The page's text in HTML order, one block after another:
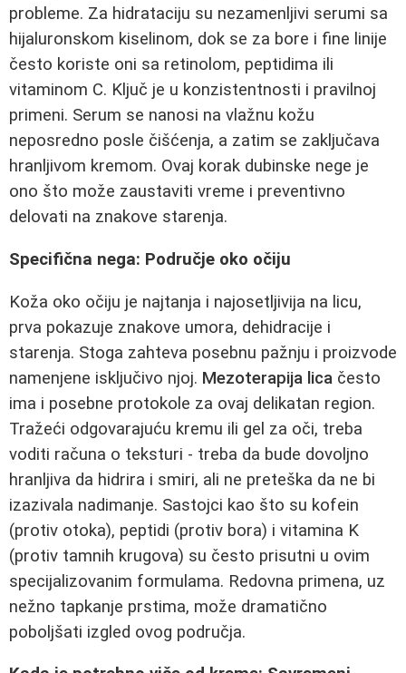
probleme. Za hidrataciju su nezamenljivi serumi sa
hijaluronskom kiselinom, dok se za bore i fine linije
često koriste oni sa retinolom, peptidima ili
vitaminom C. Ključ je u konzistentnosti i pravilnoj
primeni. Serum se nanosi na vlažnu kožu
neposredno posle čišćenja, a zatim se zaključava
hranljivom kremom. Ovaj korak dubinske nege je
ono što može zaustaviti vreme i preventivno
delovati na znakove starenja.
Specifična nega: Područje oko očiju
Koža oko očiju je najtanja i najosetljivija na licu,
prva pokazuje znakove umora, dehidracije i
starenja. Stoga zahteva posebnu pažnju i proizvode
namenjene isključivo njoj. Mezoterapija lica često
ima i posebne protokole za ovaj delikatan region.
Tražeći odgovarajuću kremu ili gel za oči, treba
voditi računa o teksturi - treba da bude dovoljno
hranljiva da hidrira i smiri, ali ne preteška da ne bi
izazivala nadimanje. Sastojci kao što su kofein
(protiv otoka), peptidi (protiv bora) i vitamina K
(protiv tamnih krugova) su često prisutni u ovim
specijalizovanim formulama. Redovna primena, uz
nežno tapkanje prstima, može dramatično
poboljšati izgled ovog područja.